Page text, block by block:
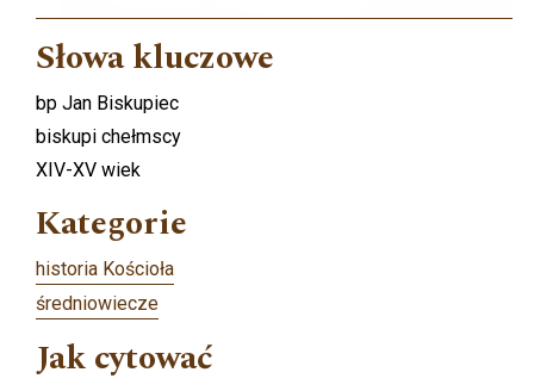
Słowa kluczowe
bp Jan Biskupiec
biskupi chełmscy
XIV-XV wiek
Kategorie
historia Kościoła
średniowiecze
Jak cytować